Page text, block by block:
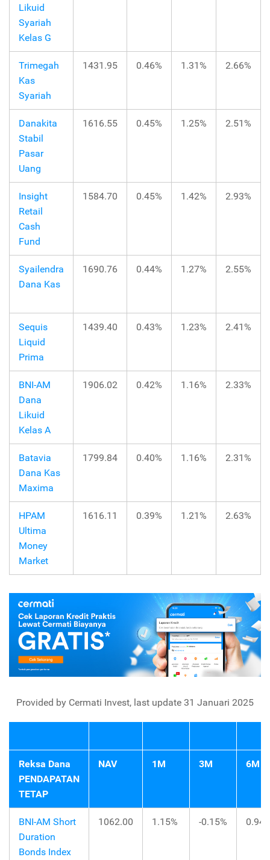
Likuid
Syariah
Kelas G
Trimegah
Kas
Syariah
1431.95 0.46% 1.31% 2.66%
Danakita
Stabil
Pasar
Uang
1616.55 0.45% 1.25% 2.51%
Insight
Retail
Cash
Fund
1584.70 0.45% 1.42% 2.93%
Syailendra
Dana Kas
1690.76 0.44% 1.27% 2.55%
Sequis
Liquid
Prima
1439.40 0.43% 1.23% 2.41%
BNI-AM
Dana
Likuid
Kelas A
1906.02 0.42% 1.16% 2.33%
Batavia
Dana Kas
Maxima
1799.84 0.40% 1.16% 2.31%
HPAM
Ultima
Money
Market
1616.11 0.39% 1.21% 2.63%
Provided by Cermati Invest, last update 31 Januari 2025
Reksa Dana
PENDAPATAN
TETAP
NAV 1M 3M 6M
BNI-AM Short
Duration
Bonds Index
1062.00 1.15% -0.15%